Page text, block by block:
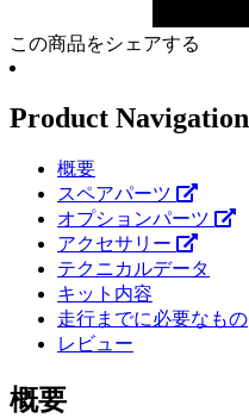
この商品をシェアする
Product Navigation
概要
スペアパーツ
オプションパーツ
アクセサリー
テクニカルデータ
キット内容
走行までに必要なもの
レビュー
概要